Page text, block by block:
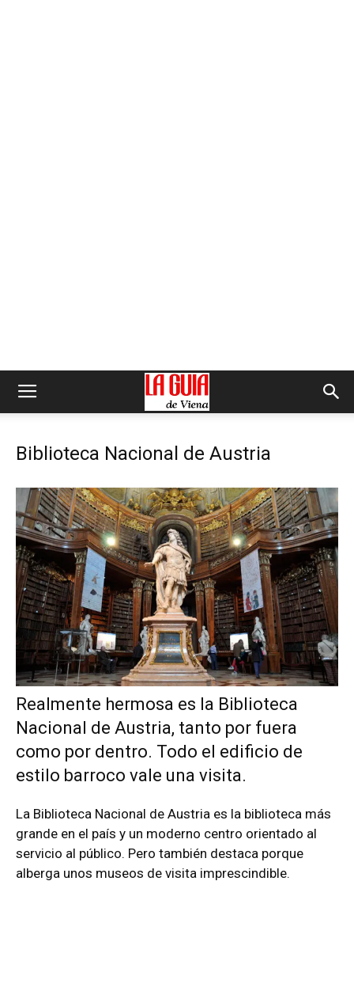
Biblioteca Nacional de Austria
Realmente hermosa es la Biblioteca
Nacional de Austria, tanto por fuera
como por dentro. Todo el edificio de
estilo barroco vale una visita.
La Biblioteca Nacional de Austria es la biblioteca más
grande en el país y un moderno centro orientado al
servicio al público. Pero también destaca porque
alberga unos museos de visita imprescindible.